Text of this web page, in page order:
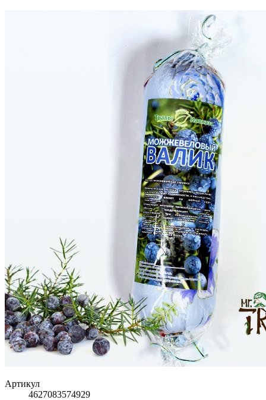
Артикул
4627083574929